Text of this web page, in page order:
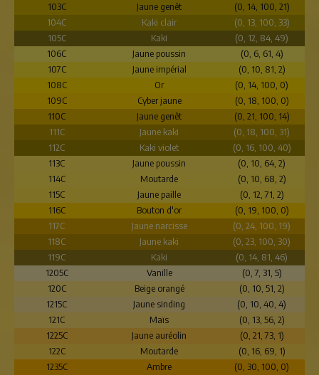
103C
Jaune genêt
(0, 14, 100, 21)
104C
Kaki clair
(0, 13, 100, 33)
105C
Kaki
(0, 12, 84, 49)
106C
Jaune poussin
(0, 6, 61, 4)
107C
Jaune impérial
(0, 10, 81, 2)
108C
Or
(0, 14, 100, 0)
109C
Cyber jaune
(0, 18, 100, 0)
110C
Jaune genêt
(0, 21, 100, 14)
111C
Jaune kaki
(0, 18, 100, 31)
112C
Kaki violet
(0, 16, 100, 40)
113C
Jaune poussin
(0, 10, 64, 2)
114C
Moutarde
(0, 10, 68, 2)
115C
Jaune paille
(0, 12, 71, 2)
116C
Bouton d'or
(0, 19, 100, 0)
117C
Jaune narcisse
(0, 24, 100, 19)
118C
Jaune kaki
(0, 23, 100, 30)
119C
Kaki
(0, 14, 81, 46)
1205C
Vanille
(0, 7, 31, 5)
120C
Beige orangé
(0, 10, 51, 2)
1215C
Jaune sinding
(0, 10, 40, 4)
121C
Maïs
(0, 13, 56, 2)
1225C
Jaune auréolin
(0, 21, 73, 1)
122C
Moutarde
(0, 16, 69, 1)
1235C
Ambre
(0, 30, 100, 0)